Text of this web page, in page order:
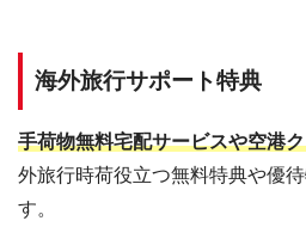
海外旅行サポート特典
手荷物無料宅配サービスや空港
外旅行時荷役立つ無料特典や優
す。